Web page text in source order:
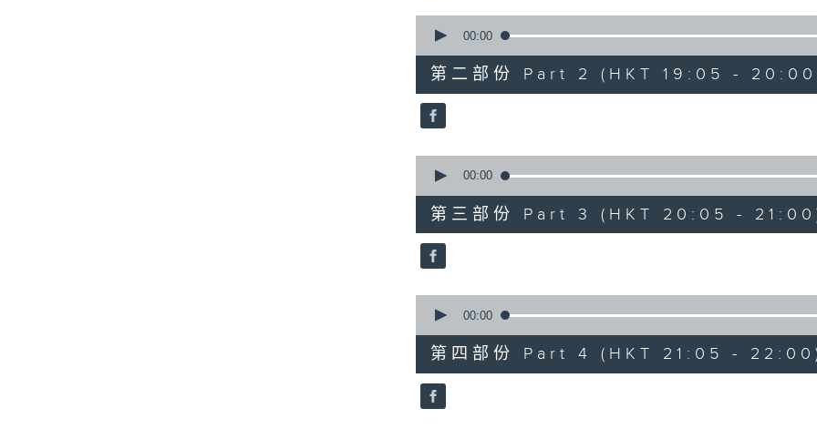
seconds
55
minutes,
10
seconds
90%
00:00
第二部份 Part 2 (HKT 19:05 -
seconds
55
minutes,
9
seconds
90%
00:00
第三部份 Part 3 (HKT 20:05 -
seconds
55
minutes,
9
seconds
90%
00:00
第四部份 Part 4 (HKT 21:05 -